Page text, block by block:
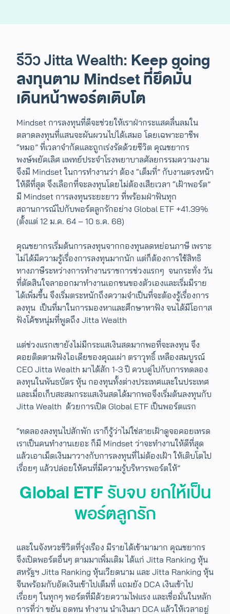
รีวิว Jitta Wealth:Keep going
ลงทุนตาม Mindset ที่ยึดมั่น
เดินหน้าพอร์ตเติบโต
Mindset การลงทุนที่ดีจะช่วยให้เราฝ่ากระแสคลื่นลมใน
ตลาดลงทุนที่แสนจะผันผวนไปได้เสมอ โดยเฉพาะอาชีพ
“หมอ” ที่เวลาจำกัดและถูกเร่งรัดด้วยชีวิต คุณชยากร
พงษ์พยัคเลิศ แพทย์ประจำโรงพยาบาลศัลยกรรมความงาม
จึงมี Mindset ในการทำงานว่า ต้อง “เต็มที่” กับงานตรงหน้า
ให้ดีที่สุด จึงเลือกที่จะลงทุนโดยไม่ต้องเสียเวลา “เฝ้าพอร์ต”
มี Mindset การลงทุนระยะยาว ที่พร้อมฝ่าฟันทุก
สถานการณ์ไปกับพอร์ตลูกรักอย่าง Global ETF +41.39%
(ตั้งแต่ 12 ม.ค. 64 – 10 ธ.ค. 68)
คุณชยากรเริ่มต้นการลงทุนจากกองทุนลดหย่อนภาษี เพราะ
ไม่ได้มีความรู้เรื่องการลงทุนมากนัก แต่ก็ต้องการใช้สิทธิ
ทางภาษีระหว่างการทำงานราชการช่วงแรกๆ จนกระทั่ง วัน
ที่ตัดสินใจลาออกมาทำงานเอกชนของตัวเองและเริ่มมีราย
ได้เพิ่มขึ้น จึงเริ่มตระหนักถึงความจำเป็นที่จะต้องรู้เรื่องการ
ลงทุน​ เป็นที่มาในการมองหาและศึกษาหาฟัง จนได้มีโอกาส
ฟังโค้ชหนุ่มที่พูดถึง Jitta Wealth
แต่ช่วงแรกเขายังไม่มีกระแสเงินสดมากพอที่จะลงทุน​ จึง
คอยติดตามฟังไอเดียของคุณเผ่า ตราวุทธิ์ เหลืองสมบูรณ์
CEO Jitta Wealth มาได้สัก 1-3 ปี ควบคู่ไปกับการทดลอง
ลงทุนในพันธบัตร หุ้น กองทุนทั้งต่างประเทศและในประเทศ
และเมื่อเก็บสะสมกระแสเงินสดได้มากพอจึงเริ่มต้นลงทุนกับ
Jitta Wealth ด้วยการเปิด Global ETF เป็นพอร์ตแรก
“ทดลองลงทุนไปสักพัก เราก็รู้ว่าไม่ใช่สายเฝ้าดูจอคอยเทรด
เราเป็นคนทำงานเยอะ ก็มี Mindset ว่าจะทำงานให้ดีที่สุด
แล้วเอาเม็ดเงินมาวางกับการลงทุนที่ไม่ต้องเฝ้า ให้เติบโตไป
เรื่อยๆ แล้วปล่อยให้คนที่มีความรู้บริหารพอร์ตให้”
Global ETFรับจบ ยกให้เป็น
พอร์ตลูกรัก
และในจังหวะชีวิตที่รุ่งเรือง มีรายได้เข้ามามาก คุณชยากร
จึงเปิดพอร์ตอื่นๆ ตามมาเพิ่มเติม ได้แก่ Jitta Ranking หุ้น
สหรัฐฯ Jitta Ranking หุ้นเวียดนาม และ Jitta Ranking หุ้น
จีนพร้อมกับอัดเงินเข้าไปเต็มที่ แถมยัง DCA เงินเข้าไป
เรื่อยๆ ในทุกๆ พอร์ตที่มีด้วยความไฟแรง และเชื่อมั่นในหลัก
การที่ว่า ขยัน อดทน ทำงาน นำเงินมา DCA แล้วให้เวลาอยู่